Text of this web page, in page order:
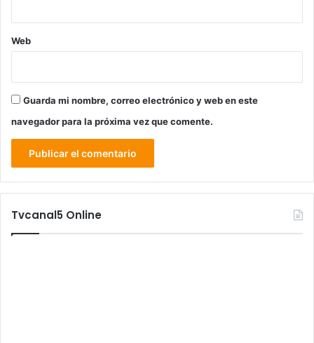
Web
Guarda mi nombre, correo electrónico y web en este
navegador para la próxima vez que comente.
Tvcanal5 Online